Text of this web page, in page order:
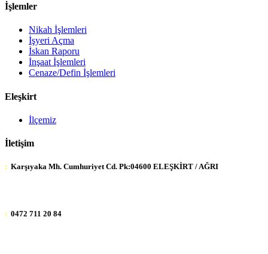
İşlemler
Nikah İşlemleri
İşyeri Açma
İskan Raporu
İnşaat İşlemleri
Cenaze/Defin İşlemleri
Eleşkirt
İlçemiz
İletişim
: Karşıyaka Mh. Cumhuriyet Cd. Pk:04600 ELEŞKİRT / AĞRI
: 0472 711 20 84